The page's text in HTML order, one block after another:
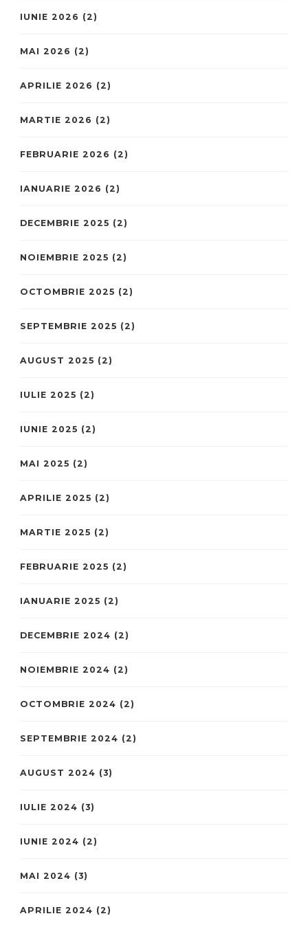
IUNIE 2026 (2)
MAI 2026 (2)
APRILIE 2026 (2)
MARTIE 2026 (2)
FEBRUARIE 2026 (2)
IANUARIE 2026 (2)
DECEMBRIE 2025 (2)
NOIEMBRIE 2025 (2)
OCTOMBRIE 2025 (2)
SEPTEMBRIE 2025 (2)
AUGUST 2025 (2)
IULIE 2025 (2)
IUNIE 2025 (2)
MAI 2025 (2)
APRILIE 2025 (2)
MARTIE 2025 (2)
FEBRUARIE 2025 (2)
IANUARIE 2025 (2)
DECEMBRIE 2024 (2)
NOIEMBRIE 2024 (2)
OCTOMBRIE 2024 (2)
SEPTEMBRIE 2024 (2)
AUGUST 2024 (3)
IULIE 2024 (3)
IUNIE 2024 (2)
MAI 2024 (3)
APRILIE 2024 (2)